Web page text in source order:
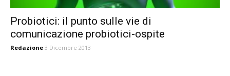
Probiotici: il punto sulle vie di
comunicazione probiotici-ospite
Redazione 3 Dicembre 2013